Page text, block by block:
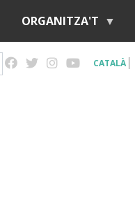
ORGANITZA'T
CATALÀ